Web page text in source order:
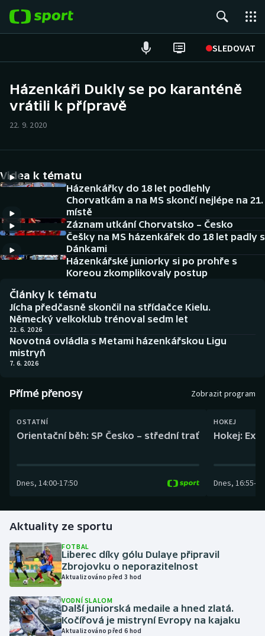
SLEDOVAT
Hokej
Cyklistika
DALŠÍ SPORTY
Americký fotbal
Baseball a softbal
Basketbal
Biatlon
Boby a skeleton
Box
Curling
Golf
Gymnastika
Házená
Jezdectví
NEPŘEHLÉDNĚTE
Historické návraty
Aplikace ČT sport
AZ kvíz
Házenkáři Dukly se po karanténě
vrátili k přípravě
22. 9. 2020
Videa k tématu
Házenkářky do 18 let podlehly
Chorvatkám a na MS skončí nejlépe na 21.
místě
Záznam utkání Chorvatsko – Česko
Češky na MS házenkářek do 18 let padly s
Dánkami
Házenkářské juniorky si po prohře s
Koreou zkomplikovaly postup
Články k tématu
Jícha předčasně skončil na střídačce Kielu.
Německý velkoklub trénoval sedm let
22. 6. 2026
Novotná ovládla s Metami házenkářskou Ligu
mistryň
7. 6. 2026
Přímé přenosy Zobrazit program
OSTATNÍ
Orientační běh: SP Česko – střední trať
Dnes, 14:00-17:50
HOKEJ
Hokej:
Dnes, 16:55-
Aktuality ze sportu
FOTBAL
Liberec díky gólu Dulaye připravil
Zbrojovku o neporazitelnost
Aktualizováno před 3 hod
VODNÍ SLALOM
Další juniorská medaile a hned zlatá.
Kočířová je mistryní Evropy na kajaku
Aktualizováno před 6 hod